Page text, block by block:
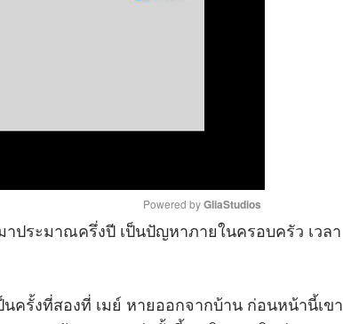
t
Powered by GliaStudios
าประมาณครึ่งปี เป็นปัญหาภายในครอบครัว เวลา
นครั้งที่สองที่ เมย์ หายออกจากบ้าน ก่อนหน้านี้เขา